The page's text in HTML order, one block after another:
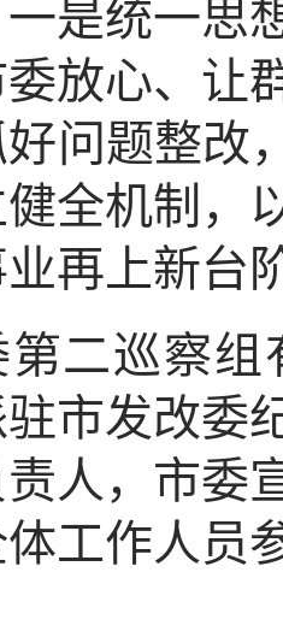
是统一思
放心、让
问题整改
全机制，
再上新台
第二巡察
市发改委
人，市委
工作人员